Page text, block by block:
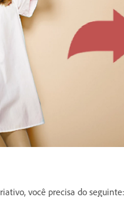
você precisa do seguinte: